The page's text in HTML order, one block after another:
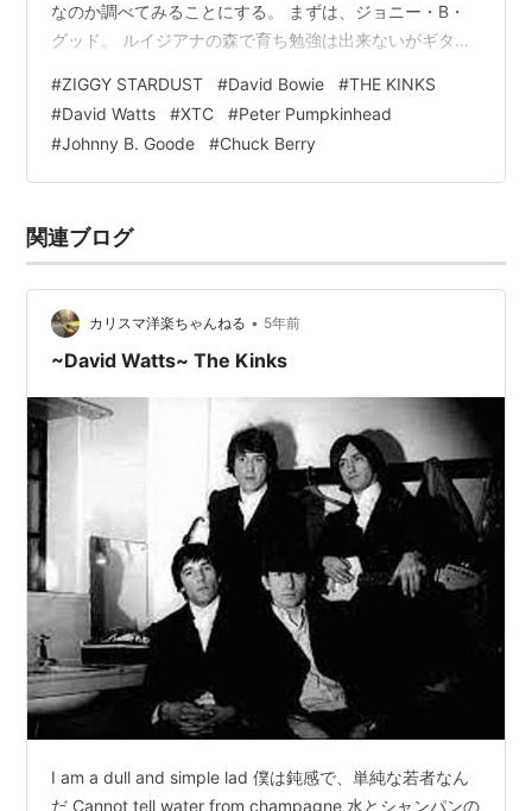
なのか調べてみることにする。 まずは、ジョニー・B・
グッド。 ルイジアナの森で育ち勉強は出来ないがギター
の少年だ。 ジョニー・B・グッドとはチャック・ベリー
ご本人と重なるけど、ウィキによると彼のバンドのピア
ニストのジョニー・ジョンソンにヒントを得たと言って
いる。 改めてこの曲聞いてみるとピアノも凄いんだ。
ジ…
#ZIGGY STARDUST #David Bowie #THE KINKS
#David Watts #XTC #Peter Pumpkinhead
#Johnny B. Goode #Chuck Berry
関連ブログ
カリスマ洋楽ちゃんねる • 5年前
~David Watts~ The Kinks
I am a dull and simple lad 僕は鈍感で、単純な若者なん
だ Cannot tell water from champagne 水とシャンパンの